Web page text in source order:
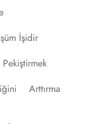
İşidir
Arttırma